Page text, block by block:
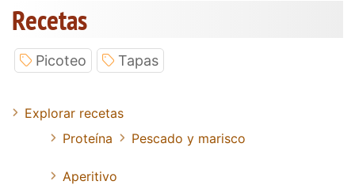
Recetas
Picoteo Tapas
Explorar recetas
Proteína
Pescado y marisco
Aperitivo